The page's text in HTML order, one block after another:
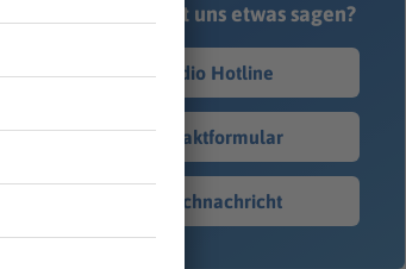
Du möchtest uns etwas sagen?
Studio Hotline
Kontaktformular
Sprachnachricht